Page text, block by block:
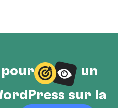
pour
un
sur la